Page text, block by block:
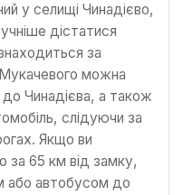
у селищі Чинадієво,
дістатися
за
можна
Чинадієва, а також
слідуючи за
Якщо ви
65 км від замку,
або автобусом до